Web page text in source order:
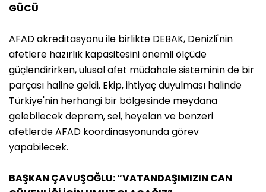
GÜCÜ
AFAD akreditasyonu ile birlikte DEBAK, Denizli'nin
afetlere hazırlık kapasitesini önemli ölçüde
güçlendirirken, ulusal afet müdahale sisteminin de bir
parçası haline geldi. Ekip, ihtiyaç duyulması halinde
Türkiye'nin herhangi bir bölgesinde meydana
gelebilecek deprem, sel, heyelan ve benzeri
afetlerde AFAD koordinasyonunda görev
yapabilecek.
BAŞKAN ÇAVUŞOĞLU: “VATANDAŞIMIZIN CAN